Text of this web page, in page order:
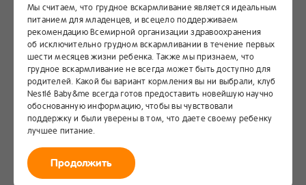
Мы считаем, что грудное вскармливание является идеальным
питанием для младенцев, и всецело поддерживаем
рекомендацию Всемирной организации здравоохранения
об исключительно грудном вскармливании в течение первых
шести месяцев жизни ребенка. Также мы признаем, что
грудное вскармливание не всегда может быть доступно для
родителей. Какой бы вариант кормления вы ни выбрали, клуб
Nestlé Baby&me всегда готов предоставить новейшую научно
обоснованную информацию, чтобы вы чувствовали
поддержку и были уверены в том, что даете своему ребенку
лучшее питание.
Продолжить